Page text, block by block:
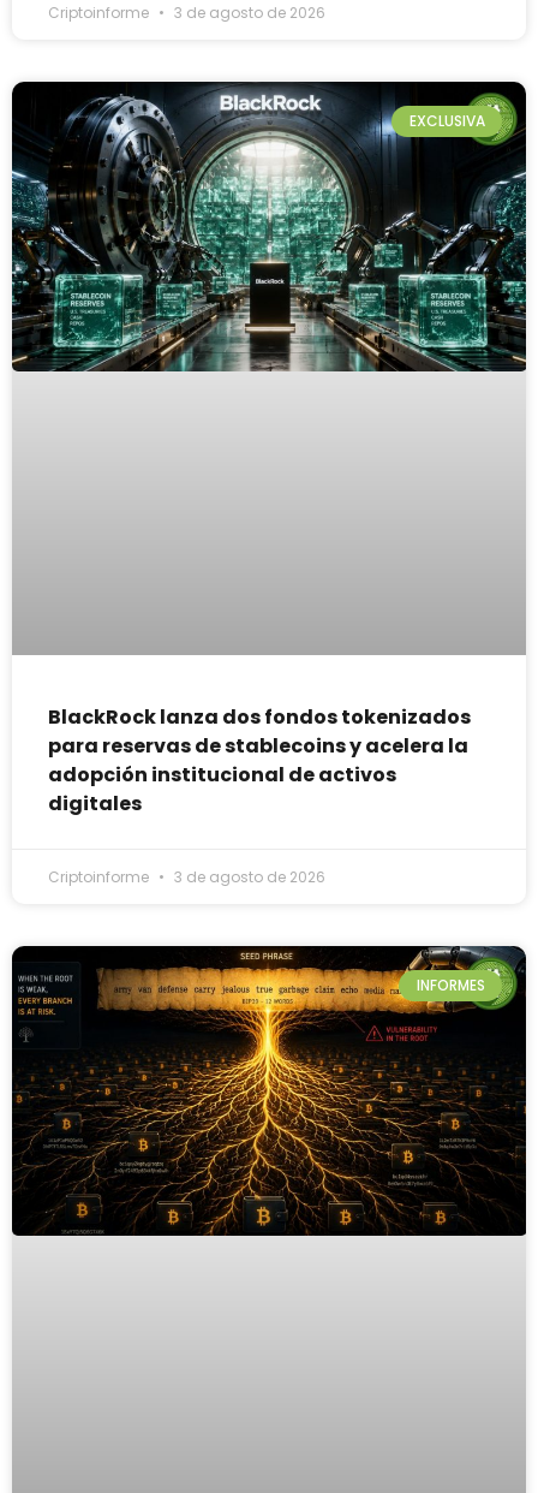
Criptoinforme 3 de agosto de 2026
EXCLUSIVA
BlackRock lanza dos fondos tokenizados
para reservas de stablecoins y acelera la
adopción institucional de activos
digitales
Criptoinforme 3 de agosto de 2026
INFORMES